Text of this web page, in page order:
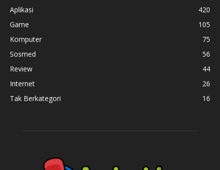
Aplikasi
420
Game
105
Komputer
75
Sosmed
56
Review
44
Internet
26
Tak Berkategori
16